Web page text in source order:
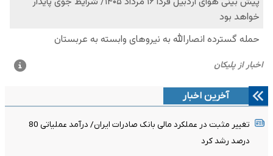
آخرین اخبار
تغییر مثبت در عملکرد مالی بانک صادرات ایران/ درآمد عملیاتی 80
درصد رشد کرد